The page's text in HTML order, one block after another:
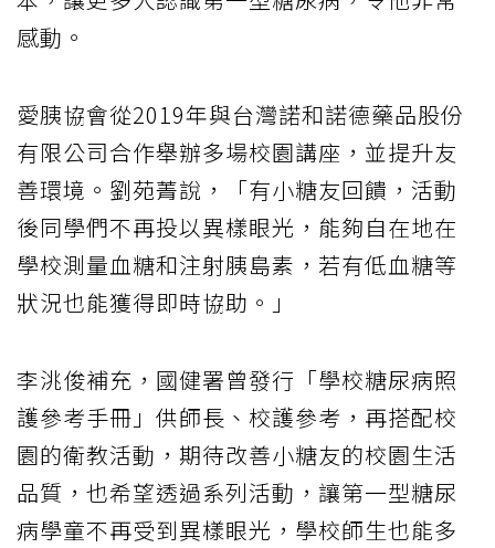
感動。
愛胰協會從2019年與台灣諾和諾德藥品股份
有限公司合作舉辦多場校園講座，並提升友
善環境。劉苑菁說，「有小糖友回饋，活動
後同學們不再投以異樣眼光，能夠自在地在
學校測量血糖和注射胰島素，若有低血糖等
狀況也能獲得即時協助。」
李洮俊補充，國健署曾發行「學校糖尿病照
護參考手冊」供師長、校護參考，再搭配校
園的衛教活動，期待改善小糖友的校園生活
品質，也希望透過系列活動，讓第一型糖尿
病學童不再受到異樣眼光，學校師生也能多